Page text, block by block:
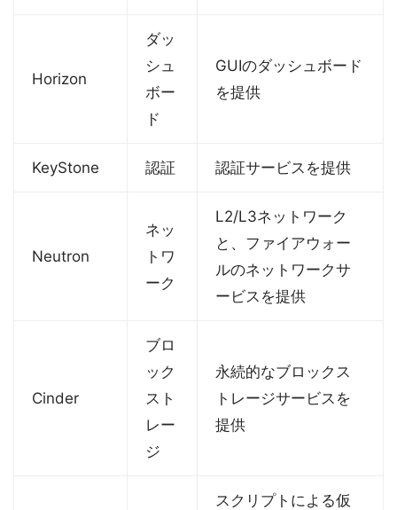
Horizon
ダッ
シュ
ボー
ド
GUIのダッシュボード
を提供
KeyStone 認証 認証サービスを提供
Neutron
ネッ
トワ
ーク
L2/L3ネットワーク
と、ファイアウォー
ルのネットワークサ
ービスを提供
Cinder
ブロ
ック
スト
レー
ジ
永続的なブロックス
トレージサービスを
提供
スクリプトによる仮